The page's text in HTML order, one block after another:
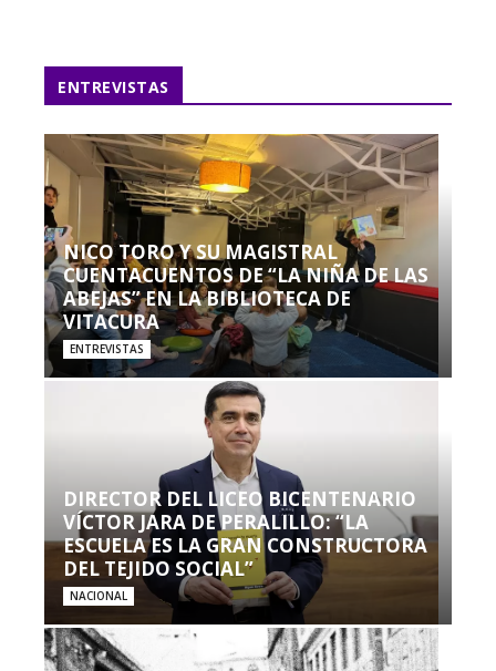
ENTREVISTAS
NICO TORO Y SU MAGISTRAL
CUENTACUENTOS DE “LA NIÑA DE LAS
ABEJAS” EN LA BIBLIOTECA DE
VITACURA
ENTREVISTAS
DIRECTOR DEL LICEO BICENTENARIO
VÍCTOR JARA DE PERALILLO: “LA
ESCUELA ES LA GRAN CONSTRUCTORA
DEL TEJIDO SOCIAL”
NACIONAL